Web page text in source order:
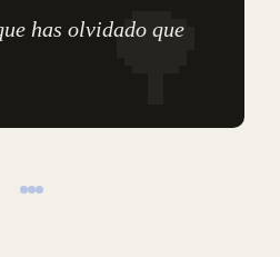
has olvidado que